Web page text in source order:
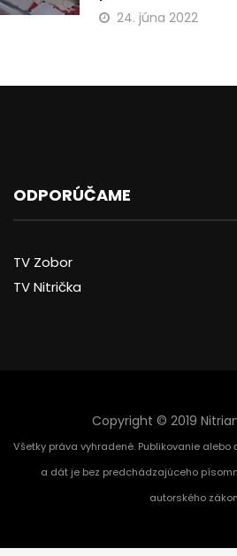
24. júna 2022
ODPORÚČAME
TV Zobor
TV Nitrička
Copyright © 2019
Všetky práva vyhradené. Publikovanie
a dát je bez predchádzajúceho
autorského